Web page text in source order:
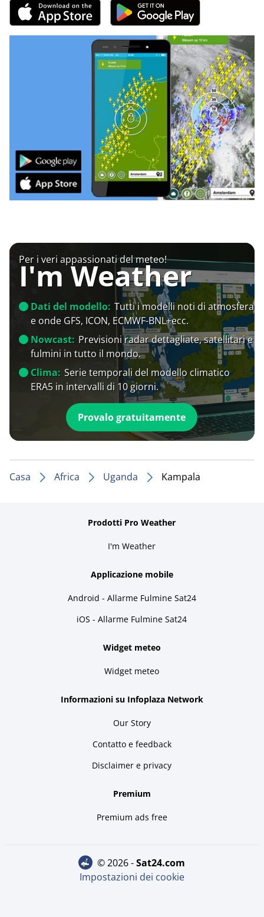
Per i veri appassionati del meteo!
I'm Weather
Dati del modello: Tutti i modelli noti di atmosfera
e onde GFS, ICON, ECMWF-BNL+ecc.
Nowcast: Previsioni radar dettagliate, satellitari e
fulmini in tutto il mondo.
Clima: Serie temporali del modello climatico
ERA5 in intervalli di 10 giorni.
Provalo gratuitamente
Casa Africa Uganda Kampala
Prodotti Pro Weather
I'm Weather
Applicazione mobile
Android - Allarme Fulmine Sat24
iOS - Allarme Fulmine Sat24
Widget meteo
Widget meteo
Informazioni su Infoplaza Network
Our Story
Contatto e feedback
Disclaimer e privacy
Premium
Premium ads free
© 2026 - sat24.com
Impostazioni dei cookie